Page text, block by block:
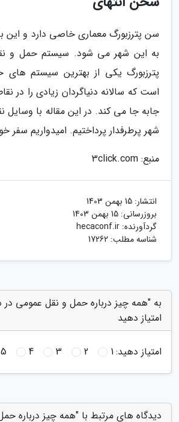
سن پترزبورگ معماری خاصی دارد و این
به این شهر می شود. سیستم حمل و
پترزبورگ یکی از بهترین سیستم های
است که سالانه دنیاگردان زیادی را در
جابه جا می کند. در این مقاله با وسایل
شهر پرطرفدار پرداختیم. امیدواریم سفر
منبع: 3click.com
انتشار: 15 بهمن 1403
بروزرسانی: 15 بهمن 1403
گردآورنده: hecaconf.ir
شناسه مطلب: 17262
به "همه چیز درباره حمل و نقل عمومی در
امتیاز دهید
امتیاز دهید:1
2
3
4
5
دیدگاه های مرتبط با "همه چیز درباره